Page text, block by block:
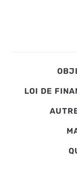
LOI DE